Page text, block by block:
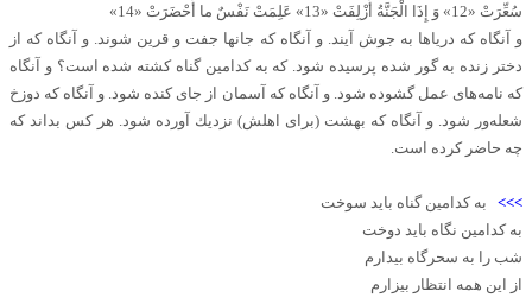
سُعِّرَتْ «12» وَ إِذَا الْجَنَّةُ أُزْلِفَتْ «13» عَلِمَتْ نَفْسٌ ما أَحْضَرَتْ «14»
و آنگاه كه درياها به جوش آيند. و آنگاه كه جانها جفت و قرين شوند. و آنگاه كه از
دختر زنده به گور شده پرسيده شود. كه به كدامين گناه كشته شده است؟ و آنگاه
كه نامه‌هاى عمل گشوده شود. و آنگاه كه آسمان از جاى كنده شود. و آنگاه كه دوزخ
شعله‌ور شود. و آنگاه كه بهشت (براى اهلش) نزديك آورده شود. هر كس بداند كه
چه حاضر كرده است.
>>> به کدامین گناه باید سوخت
به کدامین نگاه باید دوخت
شب را به سحرگاه بیدارم
از این همه انتظار بیزارم